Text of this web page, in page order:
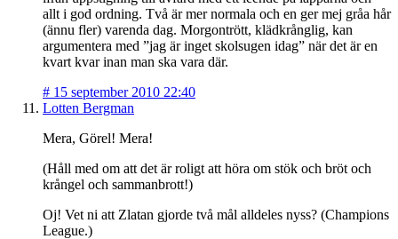
allt i god ordning. Två är mer normala och en ger mej gråa hår
(ännu fler) varenda dag. Morgontrött, klädkrånglig, kan
argumentera med ”jag är inget skolsugen idag” när det är en
kvart kvar inan man ska vara där.
# 15 september 2010 22:40
Lotten Bergman
Mera, Görel! Mera!
(Håll med om att det är roligt att höra om stök och bröt och
krångel och sammanbrott!)
Oj! Vet ni att Zlatan gjorde två mål alldeles nyss? (Champions
League.)